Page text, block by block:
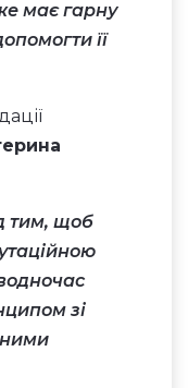
має гарну
її
тим, щоб
зі